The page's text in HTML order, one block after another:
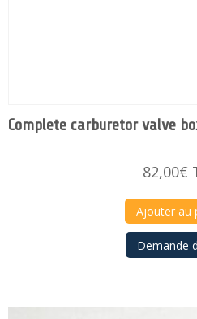
Complete carburetor valve
82,00€
Ajouter au
Demande